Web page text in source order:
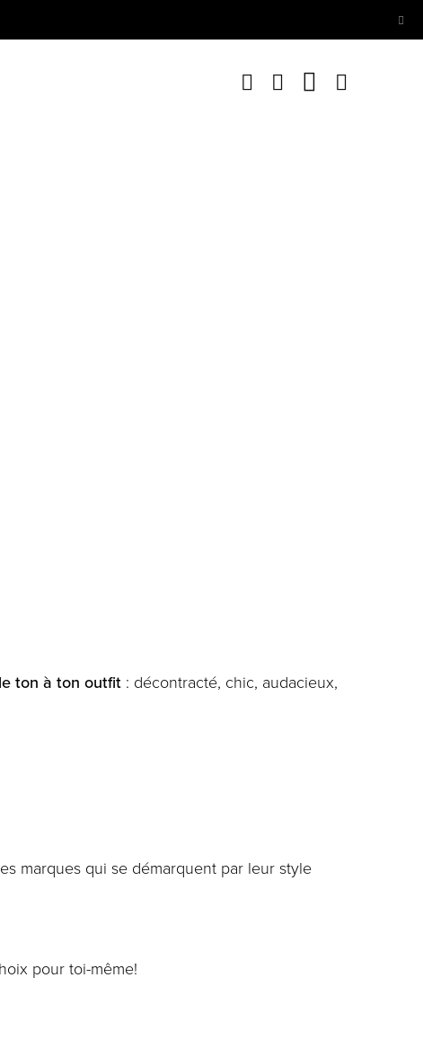
ton à ton outfit : décontracté, chic, audacieux,
marques qui se démarquent par leur style
pour toi-même!